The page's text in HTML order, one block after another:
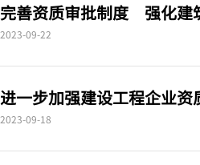
完善资质审批制度 强化建
2023-09-22
进一步加强建设工程企业资
2023-09-18